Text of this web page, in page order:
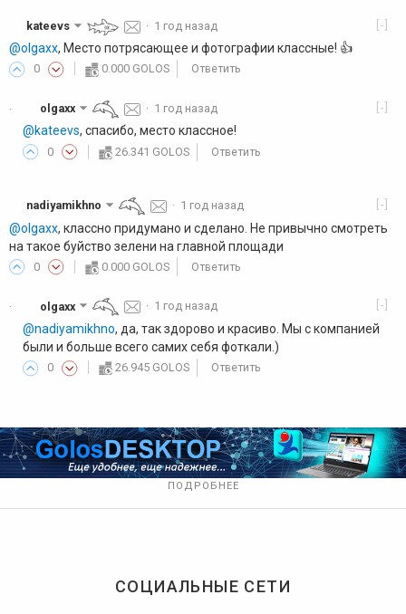
[-]
kateevs · 1 год назад
@olgaxx, Место потрясающее и фотографии классные! 👍️
0 0.000 GOLOS Ответить
· [-]
olgaxx · 1 год назад
@kateevs, спасибо, место классное!
0 26.341 GOLOS Ответить
[-]
nadiyamikhno · 1 год назад
@olgaxx, классно придумано и сделано. Не привычно смотреть
на такое буйство зелени на главной площади
0 0.000 GOLOS Ответить
· [-]
olgaxx · 1 год назад
@nadiyamikhno, да, так здорово и красиво. Мы с компанией
были и больше всего самих себя фоткали.)
0 26.945 GOLOS Ответить
ПОДРОБНЕЕ
СОЦИАЛЬНЫЕ СЕТИ